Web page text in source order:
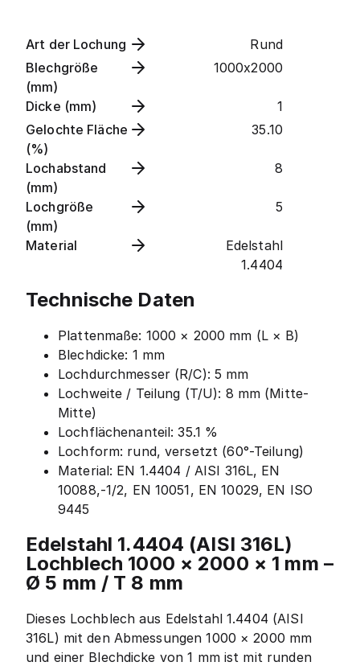
Art der Lochung
Rund
Blechgröße
(mm)
1000x2000
Dicke (mm)
1
Gelochte Fläche
(%)
35.10
Lochabstand
(mm)
8
Lochgröße
(mm)
5
Material
Edelstahl
1.4404
Technische Daten
Plattenmaße: 1000 × 2000 mm (L × B)
Blechdicke: 1 mm
Lochdurchmesser (R/C): 5 mm
Lochweite / Teilung (T/U): 8 mm (Mitte-
Mitte)
Lochflächenanteil: 35.1 %
Lochform: rund, versetzt (60°-Teilung)
Material: EN 1.4404 / AISI 316L, EN
10088,-1/2, EN 10051, EN 10029, EN ISO
9445
Edelstahl 1.4404 (AISI 316L)
Lochblech 1000 × 2000 × 1 mm –
Ø 5 mm / T 8 mm
Dieses Lochblech aus Edelstahl 1.4404 (AISI
316L) mit den Abmessungen 1000 × 2000 mm
und einer Blechdicke von 1 mm ist mit runden